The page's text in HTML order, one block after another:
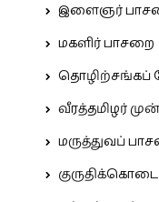
இளைஞர்
மகளிர் பாசறை
தொழிற்சங்கப்
வீரத்தமிழர்
மருத்துவப்